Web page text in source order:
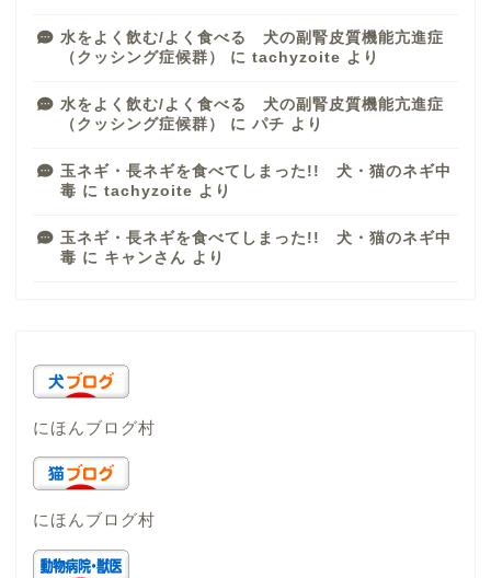
水をよく飲む/よく食べる 犬の副腎皮質機能亢進症
（クッシング症候群）
に tachyzoite より
水をよく飲む/よく食べる 犬の副腎皮質機能亢進症
（クッシング症候群）
に パチ より
玉ネギ・長ネギを食べてしまった!! 犬・猫のネギ中
毒 に tachyzoite より
玉ネギ・長ネギを食べてしまった!! 犬・猫のネギ中
毒 に キャンさん より
にほんブログ村
にほんブログ村